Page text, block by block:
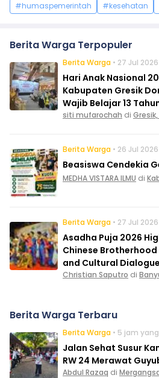
#humaspemerintah #kesehatan
Berita Warga Terpopuler
Berita Warga • 27 Jul 2026
Hari Anak Nasional
Kabupaten Gresik
Wajib Belajar 13
siti mufarochah di
Berita Warga • 26 Jul 2026
Beasiswa Cendekia
MEDHA VISTARA ILMU di
Berita Warga • 27 Jul 2026
Asadha Puja 2026
Chinese
and Cultural Dialogue
Christian Saputro di
Berita Warga Terbaru
Berita Warga • 5 jam
Jalan Sehat Susur
RW 24 Merawat
Abdul Razaq di